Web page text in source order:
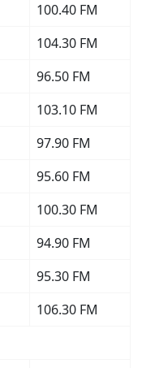
100.40 FM
104.30 FM
96.50 FM
103.10 FM
97.90 FM
95.60 FM
100.30 FM
94.90 FM
95.30 FM
106.30 FM